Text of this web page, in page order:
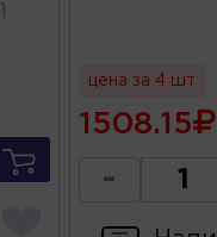
цена за 4 шт
1508.15
-